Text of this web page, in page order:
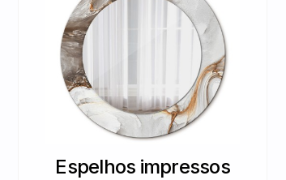
Espelhos impressos